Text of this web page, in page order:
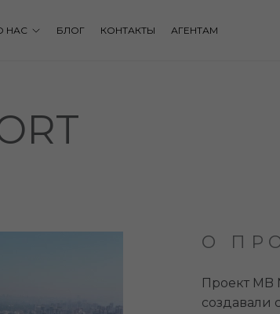
НАС БЛОГ КОНТАКТЫ АГЕНТАМ
О
Проект MB
создавали